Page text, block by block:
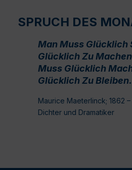
SPRUCH DES
Man Muss Glücklich
Glücklich Zu
Muss Glücklich
Glücklich Zu Bleiben.
Maurice Maeterlinck; 1862
Dichter und Dramatiker